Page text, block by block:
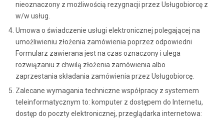
nieoznaczony z możliwością rezygnacji przez Usługobiorcę z
w/w usług.
Umowa o świadczenie usługi elektronicznej polegającej na
umożliwieniu złożenia zamówienia poprzez odpowiedni
Formularz zawierana jest na czas oznaczony i ulega
rozwiązaniu z chwilą złożenia zamówienia albo
zaprzestania składania zamówienia przez Usługobiorcę.
Zalecane wymagania techniczne współpracy z systemem
teleinformatycznym to: komputer z dostępem do Internetu,
dostęp do poczty elektronicznej, przeglądarka internetowa: